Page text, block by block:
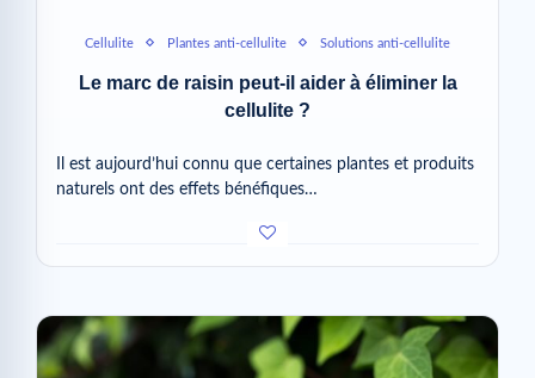
Cellulite Plantes anti-cellulite Solutions anti-cellulite
Le marc de raisin peut-il aider à éliminer la
cellulite ?
Il est aujourd’hui connu que certaines plantes et produits
naturels ont des effets bénéfiques…